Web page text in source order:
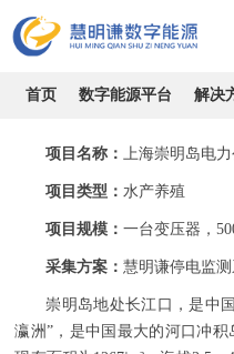
首页 数字能源平台 解决
上海崇明岛渔业养
时间：2026-08-08
项目名称：上海崇明岛电力
项目类型：水产养殖
项目规模：一台变压器，
采集方案：慧明谦停电监
崇明岛地处长江口，是中
瀛洲”，是中国最大的河口冲积